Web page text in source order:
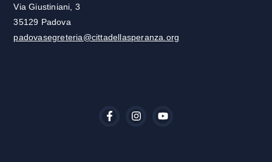
Via Giustiniani, 3
35129 Padova
padovasegreteria@cittadellasperanza.org